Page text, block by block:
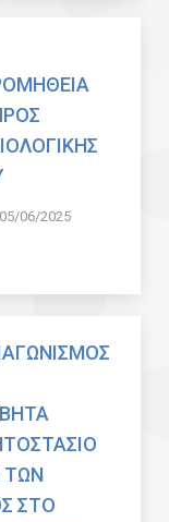
05/06/2025
ΤΩΝ
ΣΤΟ